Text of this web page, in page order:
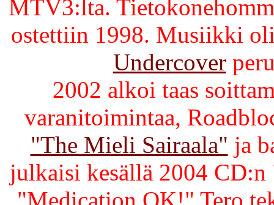
MTV3:lta.
ostettiin 1998. Musiikki
Undercover
2002 alkoi taas
varanitoimintaa,
"The Mieli Sairaala" ja
julkaisi kesällä 2004